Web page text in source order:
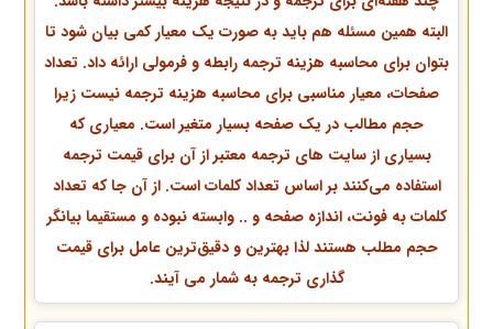
البته همین مسئله هم باید به صورت یک معیار کمی بیان شود تا
بتوان برای محاسبه هزینه ترجمه رابطه و فرمولی ارائه داد. تعداد
صفحات، معیار مناسبی برای محاسبه هزینه ترجمه نیست زیرا
حجم مطالب در یک صفحه بسیار متغیر است. معیاری که
بسیاری از سایت های ترجمه معتبر از آن برای قیمت ترجمه
استفاده می‌کنند بر اساس تعداد کلمات است. از آن جا که تعداد
کلمات به فونت، اندازه صفحه و .. وابسته نبوده و مستقیما بیانگر
حجم مطلب هستند لذا بهترین و دقیق‌ترین عامل برای قیمت
گذاری ترجمه به شمار می آیند.